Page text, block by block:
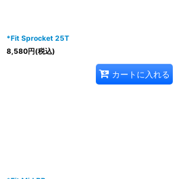
*Fit Sprocket 25T
8,580円(税込)
カートに入れる